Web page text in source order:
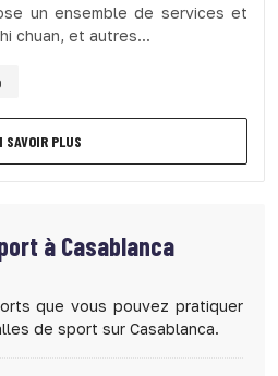
un ensemble de services et
chuan, et autres...
SAVOIR PLUS
à Casablanca
que vous pouvez pratiquer
de sport sur Casablanca.